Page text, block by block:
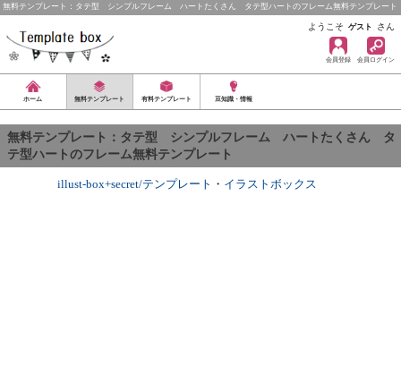
無料テンプレート：タテ型 シンプルフレーム ハートたくさん タテ型ハートのフレーム無料テンプレート
ようこそ ゲスト さん
会員登録 会員ログイン
ホーム 無料テンプレート 有料テンプレート 豆知識・情報
無料テンプレート：タテ型 シンプルフレーム ハートたくさん タ
テ型ハートのフレーム無料テンプレート
illust-box+secret/テンプレート ・ イラストボックス